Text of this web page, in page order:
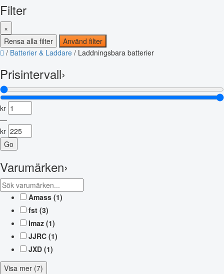
Filter
×
Rensa alla filter
Använd filter
/ Batterier & Laddare / Laddningsbara batterier
Prisintervall›
kr
—
kr
Go
Varumärken›
Amass (1)
fst (3)
Imaz (1)
JJRC (1)
JXD (1)
Visa mer (7)